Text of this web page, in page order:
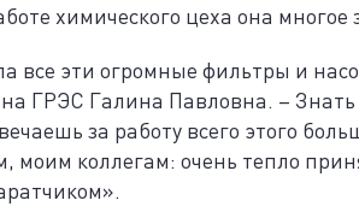
химического цеха она
все эти огромные фильтры и
ГРЭС Галина Павловна. – Знать
за работу всего этого
коллегам: очень тепло